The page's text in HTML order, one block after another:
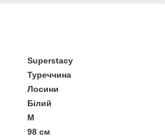
Superstacy
Туреччина
Лосини
Білий
M
98 см